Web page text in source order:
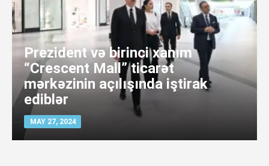
Prezident və birinci xanım
“Crescent Mall” ticarət
mərkəzinin açılışında iştirak
ediblər
MAY 27, 2024